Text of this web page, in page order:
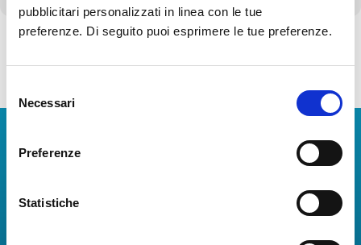
pubblicitari personalizzati in linea con le tue
preferenze. Di seguito puoi esprimere le tue preferenze.
delNecessari
Preferenze
Statistiche
Informazioni in tempo reale sui voli, tutti i servizi e i